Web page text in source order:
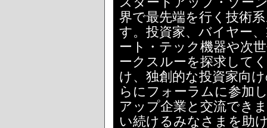
界で最先端を行く技術
す。投資家、バイヤー
ート・テック機器や次
ークスルーを探求して
け、独創的な投資家向
らにフォーラムに参加
アップ企業と交流でき
い続けるみなさまを助